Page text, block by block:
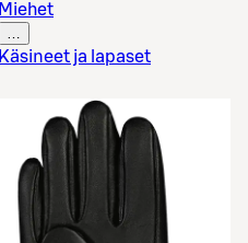
Miehet
…
Käsineet ja lapaset